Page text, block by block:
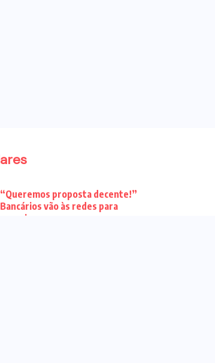
“Queremos proposta decente!”
Bancários vão às redes para
pressionar a...